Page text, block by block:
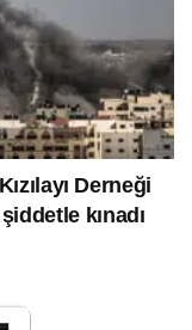
Derneği
kınadı